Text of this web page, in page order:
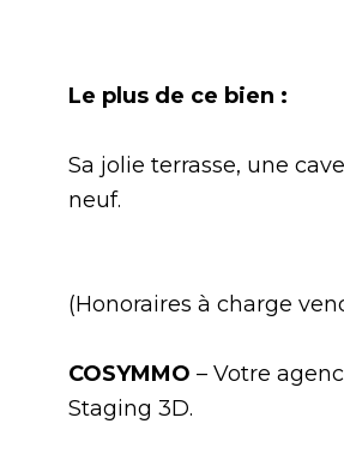
Le plus de ce bien :
Sa jolie terrasse, une
neuf.
(Honoraires à charge
COSYMMO – Votre
Staging 3D.